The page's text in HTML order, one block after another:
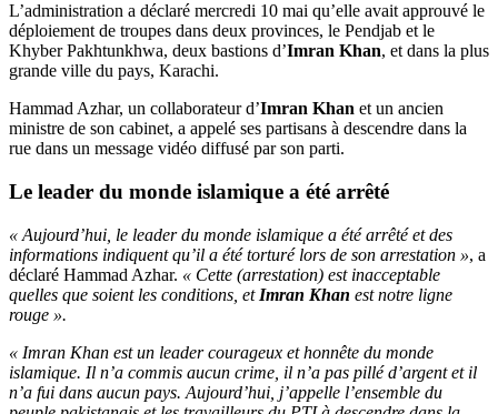
L’administration a déclaré mercredi 10 mai qu’elle avait approuvé le
déploiement de troupes dans deux provinces, le Pendjab et le
Khyber Pakhtunkhwa, deux bastions d’Imran Khan, et dans la plus
grande ville du pays, Karachi.
Hammad Azhar, un collaborateur d’Imran Khan et un ancien
ministre de son cabinet, a appelé ses partisans à descendre dans la
rue dans un message vidéo diffusé par son parti.
Le leader du monde islamique a été arrêté
« Aujourd’hui, le leader du monde islamique a été arrêté et des
informations indiquent qu’il a été torturé lors de son arrestation », a
déclaré Hammad Azhar. « Cette (arrestation) est inacceptable
quelles que soient les conditions, et Imran Khan est notre ligne
rouge ».
« Imran Khan est un leader courageux et honnête du monde
islamique. Il n’a commis aucun crime, il n’a pas pillé d’argent et il
n’a fui dans aucun pays. Aujourd’hui, j’appelle l’ensemble du